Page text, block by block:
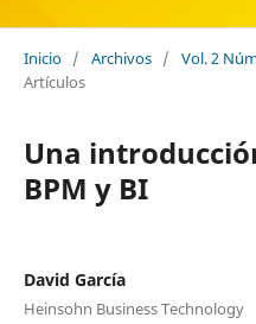
Inicio / Archivos / Vol. 2
Artículos
Una
BPM y BI
David García
Heinsohn Business Technology